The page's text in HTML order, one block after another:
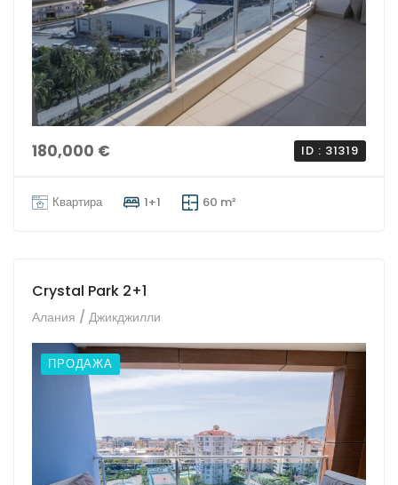
180,000 € ID : 31319
Квартира 1+1 60 m²
Crystal Park 2+1
Алания / Джикджилли
ПРОДАЖА